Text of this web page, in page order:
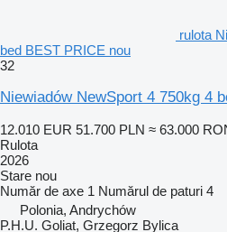
rulota
bed BEST PRICE nou
32
Niewiadów NewSport 4 750kg 4
12.010 EUR 51.700 PLN ≈ 63.000
Rulota
2026
Stare nou
Număr de axe 1 Numărul de paturi 4
Polonia, Andrychów
P.H.U. Goliat, Grzegorz Bylica